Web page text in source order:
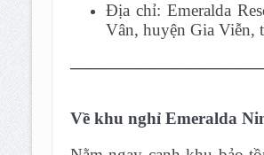
Địa chỉ: Emeralda
Vân, huyện Gia Viễn,
Về khu nghỉ Emeralda